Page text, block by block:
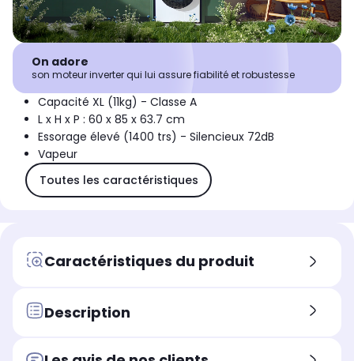
On adore
son moteur inverter qui lui assure fiabilité et robustesse
Capacité XL (11kg) - Classe A
L x H x P : 60 x 85 x 63.7 cm
Essorage élevé (1400 trs) - Silencieux 72dB
Vapeur
Toutes les caractéristiques
Caractéristiques du produit
Description